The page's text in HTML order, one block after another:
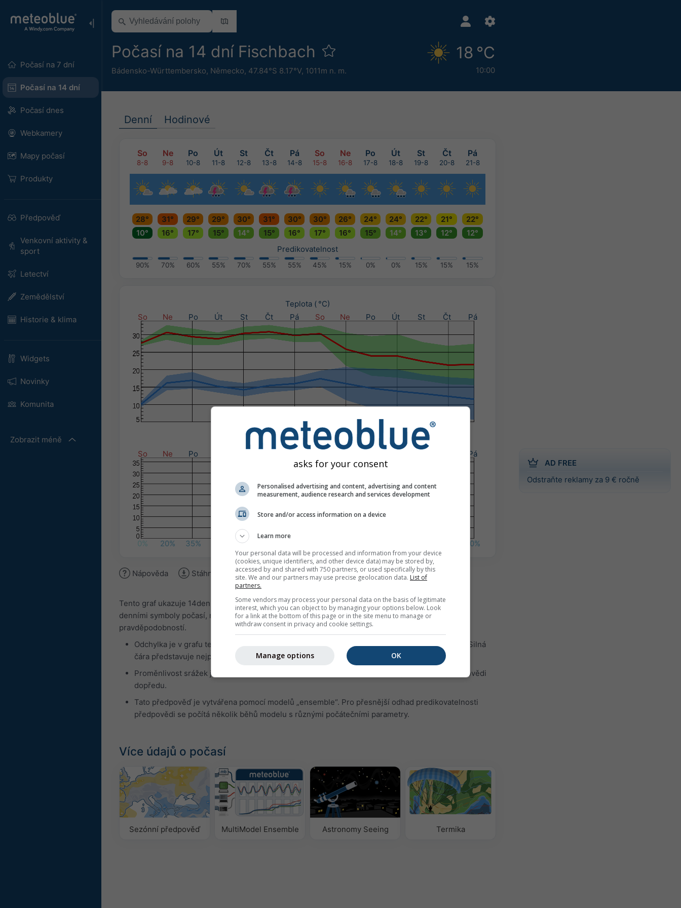
Počasí na 7 dní
Počasí na 14 dní
Počasí dnes
Webkamery
Mapy počasí
Produkty
Předpověď
Venkovní aktivity &
sport
Letectví
Zemědělství
Historie & klima
Widgets
Novinky
Komunita
Zobrazit méně
Počasí na 14 dní Fischbach
Bádensko-Württembersko, Německo, 47.84°S 8.17°V, 1011m n. m.
18 °C
10:00
AD FREE
Odstraňte reklamy za 9 € ročně
Denní Hodinové
So Ne Po Út St Čt Pá So Ne Po Út St Čt Pá
8-8 9-8 10-8 11-8 12-8 13-8 14-8 15-8 16-8 17-8 18-8 19-8 20-8 21-8
28° 31° 29° 29° 30° 31° 30° 30° 26° 24° 24° 22° 21°
22°
10°
16° 17° 15° 14° 15° 16° 17° 16° 15° 14° 13° 12°
12°
Predikovatelnost
90% 70% 60% 55% 70% 55% 55% 45% 15% 0% 0% 15% 15% 15%
Teplota ( °C)
So
Ne Po Út St Čt Pá So Ne Po Út St Čt Pá
Srážky (mm) / Pravděpodobnost srážek (%)
So
Ne Po Pá
0% 20% 35% 10% 40%
Nápověda Stáhnout obrázek
Tento graf ukazuje 14denní vývoj počasí proFischbach (Bádensko-Württembersko, Německo)
denními symboly počasí, minimálními a maximálními teplotami, množstvím srážek a jejich
pravděpodobností.
Odchylka je v grafu teplot vybarvena. Čím výraznější jsou výkyvy, tím je předpověď nejistější. Silná
čára představuje nejpravděpodobnější trend.
Proměnlivost srážek je zobrazena jako „T“. Tyto nejistoty obvykle rostou s počtem dnů předpovědi
dopředu.
Tato předpověď je vytvářena pomocí modelů „ensemble“. Pro přesnější odhad predikovatelnosti
předpovědi se počítá několik běhů modelu s různými počátečními parametry.
Více údajů o počasí
Sezónní předpověď MultiModel Ensemble Astronomy Seeing Termika
asks for your consent
Personalised advertising and content, advertising and content
measurement, audience research and services development
Store and/or access information on a device
Learn more
Your personal data will be processed and information from your device
(cookies, unique identifiers, and other device data) may be stored by,
accessed by and shared with 750 partners, or used specifically by this
site. We and our partners may use precise geolocation data. List of
partners.
Some vendors may process your personal data on the basis of legitimate
interest, which you can object to by managing your options below. Look
for a link at the bottom of this page or in the site menu to manage or
withdraw consent in privacy and cookie settings.
OK
Manage options